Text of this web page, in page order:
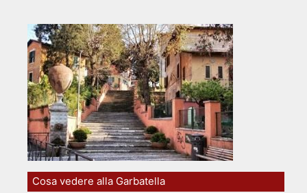
Cosa vedere alla Garbatella